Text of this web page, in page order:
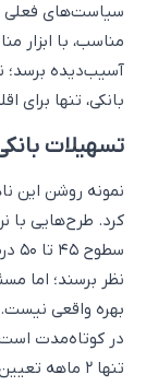
سیاست‌های فعلی
مناسب، با
آسیب‌دیده برسد؛
بانکی، تنها برای
تسهیلات
نمونه روشن این
نظر برسند؛ اما
بهره واقعی نیست.
تنها ۲ ماهه